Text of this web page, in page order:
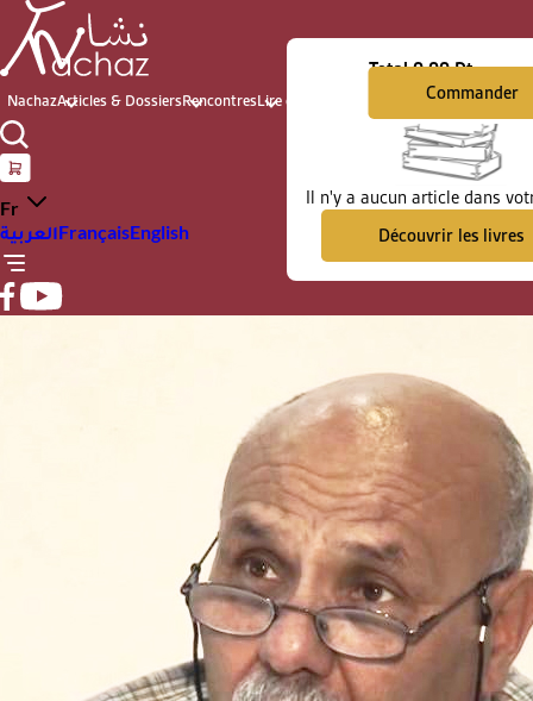
NachazArticles & DossiersRencontresLire et voir Archives du présent
Il n'y a aucun article dans
Découvrir les livres
Total 0.00 Dt
Commander
Fr
العربيةFrançaisEnglish